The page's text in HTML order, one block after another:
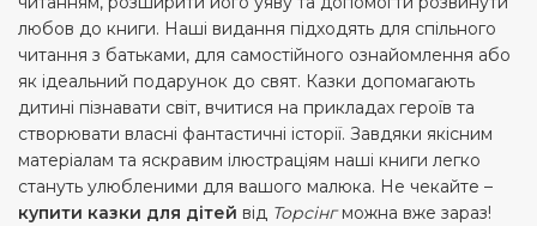
любов до книги. Наші видання підходять для спільного
читання з батьками, для самостійного ознайомлення або
як ідеальний подарунок до свят. Казки допомагають
дитині пізнавати світ, вчитися на прикладах героїв та
створювати власні фантастичні історії. Завдяки якісним
матеріалам та яскравим ілюстраціям наші книги легко
стануть улюбленими для вашого малюка. Не чекайте –
купити казки для дітей від Торсінгможна вже зараз!